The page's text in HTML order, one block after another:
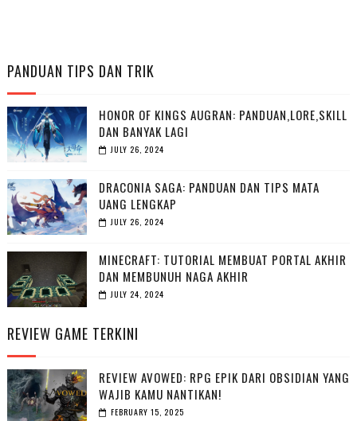
PANDUAN TIPS DAN TRIK
HONOR OF KINGS AUGRAN: PANDUAN,LORE,SKILL
DAN BANYAK LAGI
JULY 26, 2024
DRACONIA SAGA: PANDUAN DAN TIPS MATA
UANG LENGKAP
JULY 26, 2024
MINECRAFT: TUTORIAL MEMBUAT PORTAL AKHIR
DAN MEMBUNUH NAGA AKHIR
JULY 24, 2024
REVIEW GAME TERKINI
REVIEW AVOWED: RPG EPIK DARI OBSIDIAN YANG
WAJIB KAMU NANTIKAN!
FEBRUARY 15, 2025